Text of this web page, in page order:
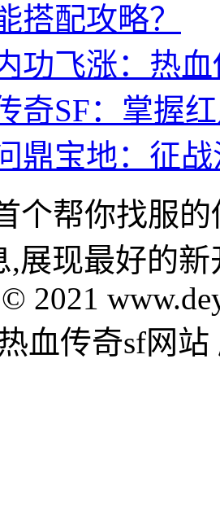
搭配攻略？
功飞涨：热
奇SF：掌握
鼎宝地：征
个帮你找服
,展现最好的
2021
热血传奇sf网